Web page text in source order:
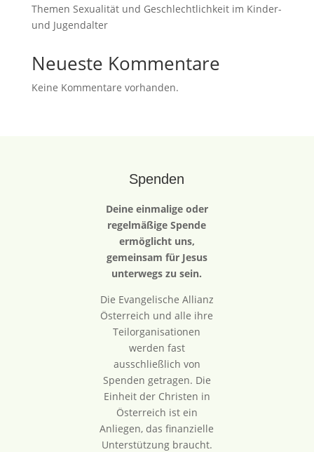
Themen Sexualität und Geschlechtlichkeit im Kinder-
und Jugendalter
Neueste Kommentare
Keine Kommentare vorhanden.
Spenden
Deine einmalige oder
regelmäßige Spende
ermöglicht uns,
gemeinsam für Jesus
unterwegs zu sein.
Die Evangelische Allianz
Österreich und alle ihre
Teilorganisationen
werden fast
ausschließlich von
Spenden getragen. Die
Einheit der Christen in
Österreich ist ein
Anliegen, das finanzielle
Unterstützung braucht.